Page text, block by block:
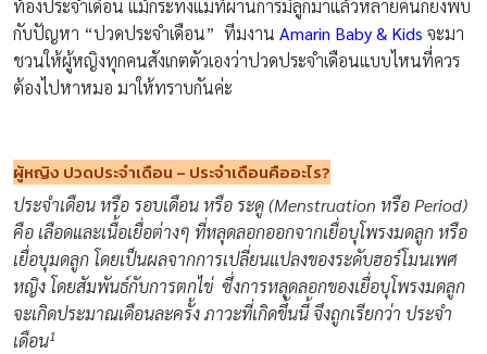
ท้องประจำเดือน แม้กระทั่งแม่ที่ผ่านการมีลูกมาแล้วหลายคนก็ยังพบ
กับปัญหา “ปวดประจำเดือน” ทีมงาน Amarin Baby & Kids จะมา
ชวนให้ผู้หญิงทุกคนสังเกตตัวเองว่าปวดประจำเดือนแบบไหนที่ควร
ต้องไปหาหมอ มาให้ทราบกันค่ะ
ผู้หญิง ปวดประจำเดือน – ประจำเดือนคืออะไร?
ประจำเดือน หรือ รอบเดือน หรือ ระดู (Menstruation หรือ Period)
คือ เลือดและเนื้อเยื่อต่างๆ ที่หลุดลอกออกจากเยื่อบุโพรงมดลูก หรือ
เยื่อบุมดลูก โดยเป็นผลจากการเปลี่ยนแปลงของระดับฮอร์โมนเพศ
หญิง โดยสัมพันธ์กับการตกไข่ ซึ่งการหลุดลอกของเยื่อบุโพรงมดลูก
จะเกิดประมาณเดือนละครั้ง ภาวะที่เกิดขึ้นนี้ จึงถูกเรียกว่า ประจำ
เดือน1